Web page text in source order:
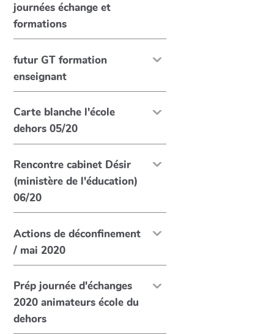
journées échange et
formations
futur GT formation
enseignant
Carte blanche l'école
dehors 05/20
Rencontre cabinet Désir
(ministère de l'éducation)
06/20
Actions de déconfinement
/ mai 2020
Prép journée d'échanges
2020 animateurs école du
dehors